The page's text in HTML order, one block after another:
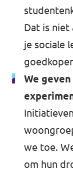
Dat is niet
je sociale
We
we toe.
om hun